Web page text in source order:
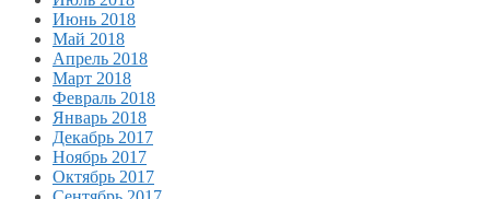
Июнь 2018
Май 2018
Апрель 2018
Март 2018
Февраль 2018
Январь 2018
Декабрь 2017
Ноябрь 2017
Октябрь 2017